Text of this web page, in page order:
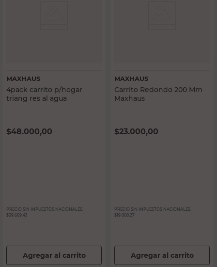
MAXHAUS
4pack carrito p/hogar
triang res al agua
$48.000,00
PRECIO SIN IMPUESTOS NACIONALES:
$39.669,43
Agregar al carrito
MAXHAUS
Carrito Redondo 200 Mm
Maxhaus
$23.000,00
PRECIO SIN IMPUESTOS NACIONALES:
$19.008,27
Agregar al carrito